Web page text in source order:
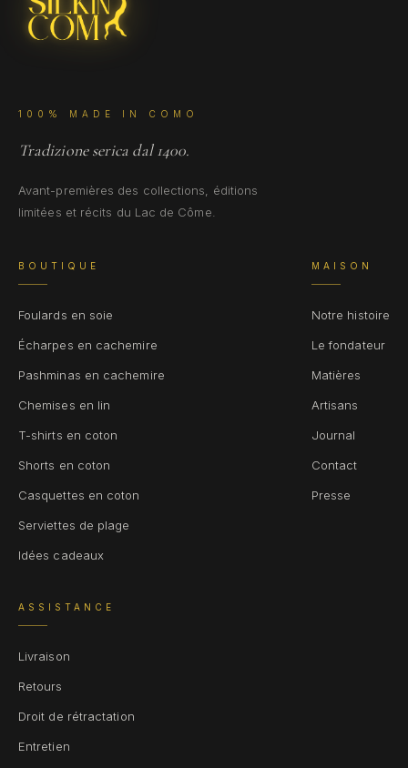
100% MADE IN COMO
Tradizione serica dal 1400.
Avant-premières des collections, éditions
limitées et récits du Lac de Côme.
BOUTIQUE
Foulards en soie
Écharpes en cachemire
Pashminas en cachemire
Chemises en lin
T-shirts en coton
Shorts en coton
Casquettes en coton
Serviettes de plage
Idées cadeaux
MAISON
Notre histoire
Le fondateur
Matières
Artisans
Journal
Contact
Presse
ASSISTANCE
Livraison
Retours
Droit de rétractation
Entretien